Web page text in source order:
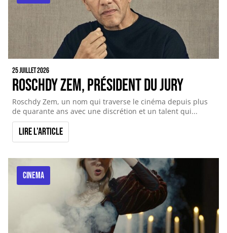
25 juillet 2026
Roschdy Zem, Président du Jury
Roschdy Zem, un nom qui traverse le cinéma depuis plus
de quarante ans avec une discrétion et un talent qui...
Lire l'article
CINEMA